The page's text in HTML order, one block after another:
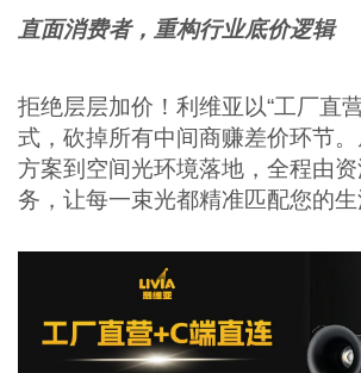
直面消费者，重构行业底价逻辑
拒绝层层加价！利维亚以“工厂直
式，砍掉所有中间商赚差价环节
方案到空间光环境落地，全程由
务，让每一束光都精准匹配您的生